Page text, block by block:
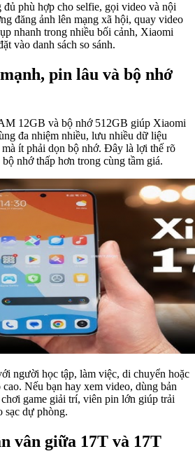
đủ phù hợp cho selfie, gọi video và nội
đăng ảnh lên mạng xã hội, quay video
nhanh trong nhiều bối cảnh, Xiaomi
vào danh sách so sánh.
pin lâu và bộ nhớ
12GB và bộ nhớ 512GB giúp Xiaomi
đa nhiệm nhiều, lưu nhiều dữ liệu
ít phải dọn bộ nhớ. Đây là lợi thế rõ
nhớ thấp hơn trong cùng tầm giá.
người học tập, làm việc, di chuyển hoặc
Nếu bạn hay xem video, dùng bản
game giải trí, viên pin lớn giúp trải
sạc dự phòng.
vân giữa 17T và 17T